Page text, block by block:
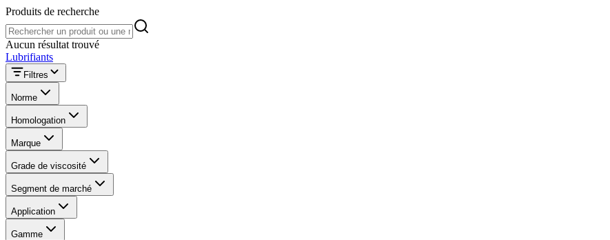
Produits de recherche
Produits de recherche
Aucun résultat trouvé
Lubrifiants
Filtres
Norme
Homologation
Marque
Grade de viscosité
Segment de marché
Application
Gamme